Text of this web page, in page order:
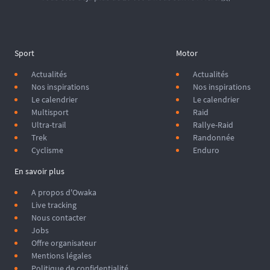
Sport
Actualités
Nos inspirations
Le calendrier
Multisport
Ultra-trail
Trek
Cyclisme
Motor
Actualités
Nos inspirations
Le calendrier
Raid
Rallye-Raid
Randonnée
Enduro
En savoir plus
A propos d'Owaka
Live tracking
Nous contacter
Jobs
Offre organisateur
Mentions légales